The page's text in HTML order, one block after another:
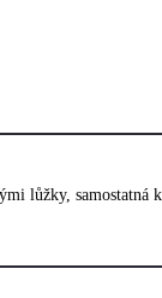
lůžky, samostatná